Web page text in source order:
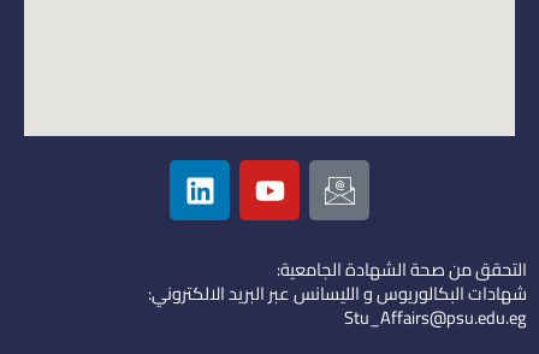
I
c
o
n
-
e
Y
o
u
u
b
L
i
n
e
d
التحقق من صحة الشهادة الجامعية:
شهادات البكالوريوس و الليسانس عبر البريد الالكتروني:
Stu_Affairs@psu.edu.eg